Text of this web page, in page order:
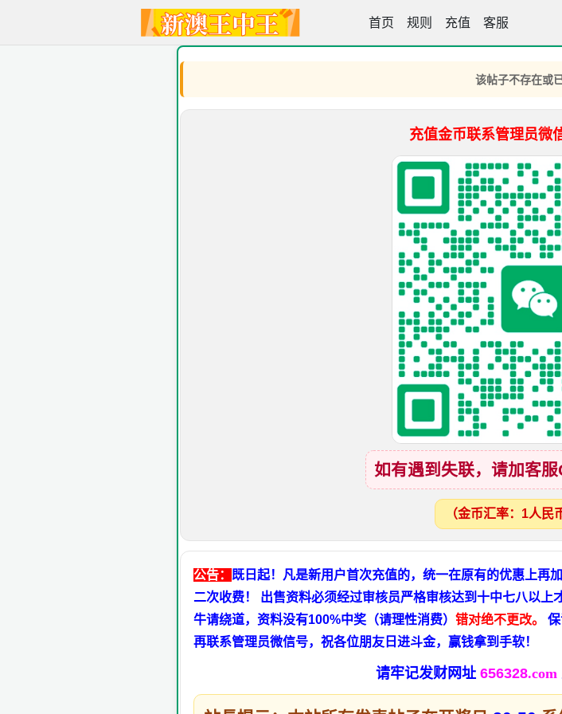
首页 规则 充值 客服
王中王高手坛
该帖子不存在或
充值金币联系管理员微
如有遇到失联，请加客
（金币汇率：1人民
公告： 既日起！凡是新用户首次充值的，统一在原有的优惠上再
二次收费！ 出售资料必须经过审核员严格审核达到十中七八以
牛请绕道，资料没有100%中奖（请理性消费） 错对绝不更改。
再联系管理员微信号，祝各位朋友日进斗金，赢钱拿到手软！
请牢记发财网址 656328.com